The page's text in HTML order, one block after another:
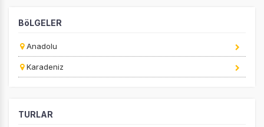
BöLGELER
Anadolu
Karadeniz
TURLAR